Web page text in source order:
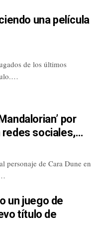
una película
de los últimos
por
sociales,…
personaje de Cara Dune en
un juego de
título de